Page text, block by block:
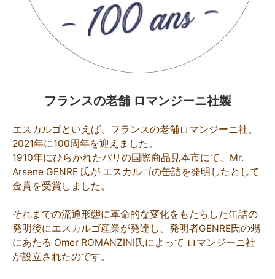
フランスの老舗 ロマンジーニ社製
エスカルゴといえば、フランスの老舗ロマンジーニ社。
2021年に100周年を迎えました。
1910年にひらかれたパリの国際商品見本市にて、Mr.
Arsene GENRE 氏が エスカルゴの缶詰を発明したとして
金賞を受賞しました。
それまでの流通形態に革命的な変化をもたらした缶詰の
発明後にエスカルゴ産業が発達し、発明者GENRE氏の甥
にあたる Omer ROMANZINI氏によって ロマンジーニ社
が設立されたのです。